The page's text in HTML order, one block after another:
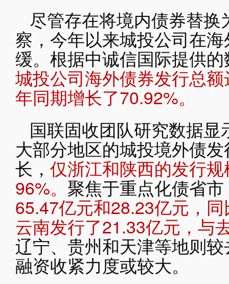
尽管存在将境内债券替
察，今年以来城投公司在
缓。根据中诚信国际提供
城投公司海外债券发行总
年同期增长了70.92%。
国联固收团队研究数据
大部分地区的城投境外债
长， 仅浙江和陕西的发行
96%。 聚焦于重点化债省市
65.47亿元和28.23亿元，
云南发行了21.33亿元，与
辽宁、贵州和天津等地则
融资收紧力度或较大。